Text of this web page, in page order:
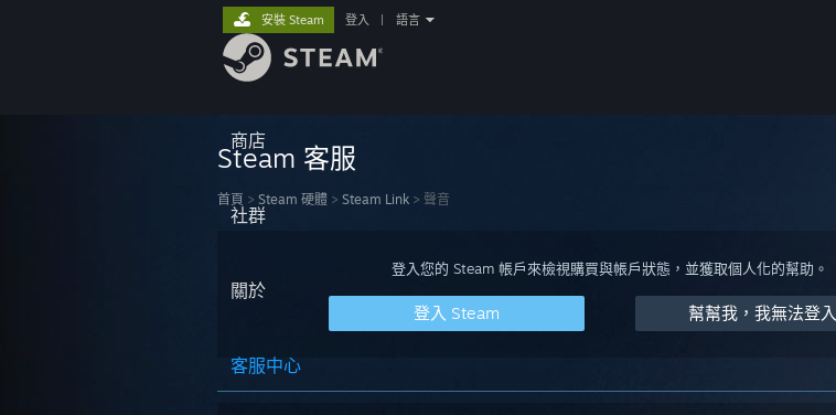
商店
社群
關於
客服中心
安裝 Steam 登入 語言
Steam 客服
首頁 > Steam 硬體 > Steam Link > 聲音
登入您的 Steam 帳戶來檢視購買與帳戶狀態，並獲取個人化的幫助。
登入 Steam 幫幫我，我無法登入